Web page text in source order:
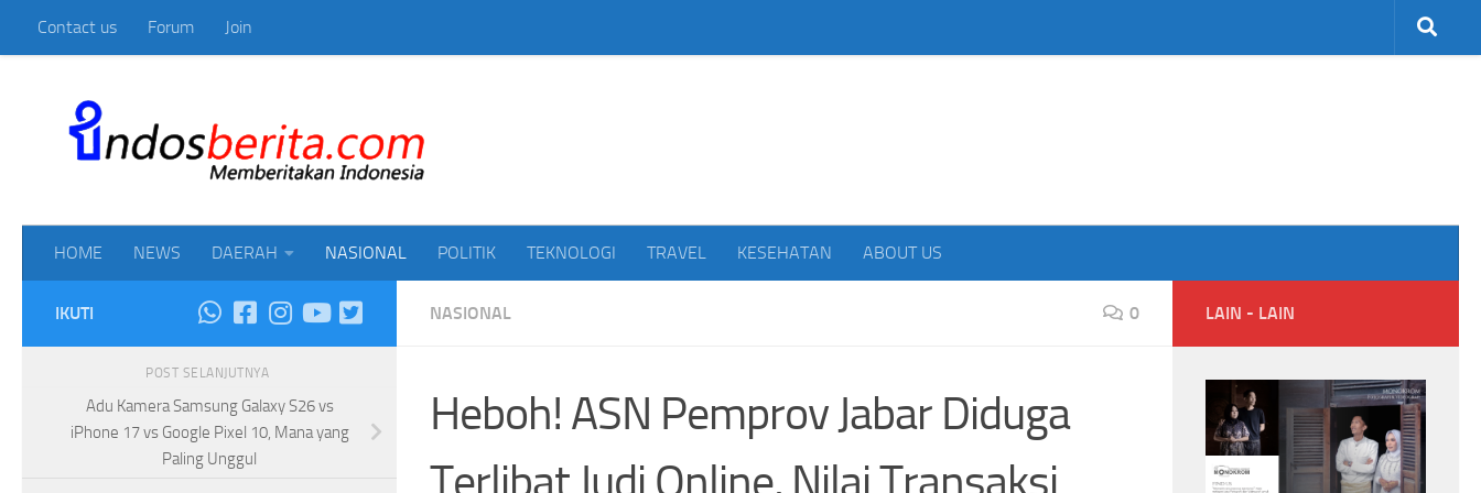
Skip to content
Contact us Forum Join
HOME NEWS DAERAH NASIONAL POLITIK TEKNOLOGI TRAVEL KESEHATAN ABOUT US
NASIONAL 0
Heboh! ASN Pemprov Jabar Diduga
Terlibat Judi Online, Nilai Transaksi
IKUTI
POST SELANJUTNYA
Adu Kamera Samsung Galaxy S26 vs
iPhone 17 vs Google Pixel 10, Mana yang
Paling Unggul
LAIN - LAIN